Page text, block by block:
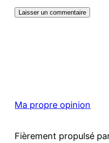
Ma propre opinion
Fièrement propulsé